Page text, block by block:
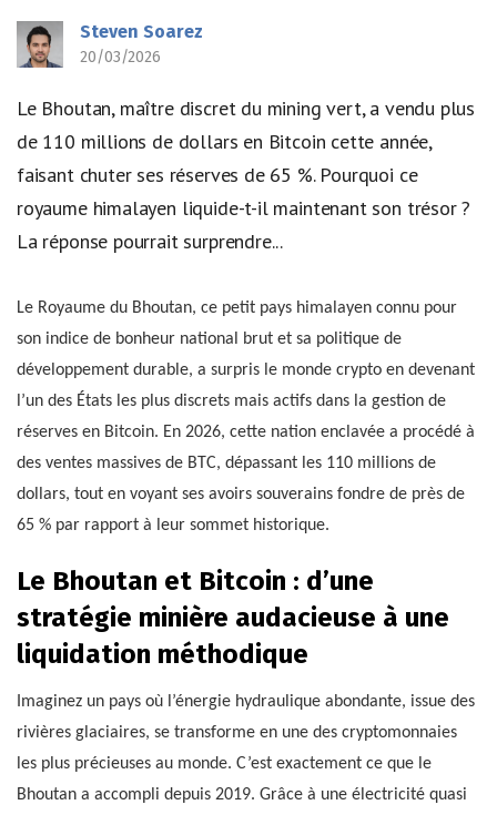
Steven Soarez
20/03/2026
Le Bhoutan, maître discret du mining vert, a vendu plus
de 110 millions de dollars en Bitcoin cette année,
faisant chuter ses réserves de 65 %. Pourquoi ce
royaume himalayen liquide-t-il maintenant son trésor ?
La réponse pourrait surprendre...
Le Royaume du Bhoutan, ce petit pays himalayen connu pour
son indice de bonheur national brut et sa politique de
développement durable, a surpris le monde crypto en devenant
l’un des États les plus discrets mais actifs dans la gestion de
réserves en Bitcoin. En 2026, cette nation enclavée a procédé à
des ventes massives de BTC, dépassant les 110 millions de
dollars, tout en voyant ses avoirs souverains fondre de près de
65 % par rapport à leur sommet historique.
Le Bhoutan et Bitcoin : d’une
stratégie minière audacieuse à une
liquidation méthodique
Imaginez un pays où l’énergie hydraulique abondante, issue des
rivières glaciaires, se transforme en une des cryptomonnaies
les plus précieuses au monde. C’est exactement ce que le
Bhoutan a accompli depuis 2019. Grâce à une électricité quasi